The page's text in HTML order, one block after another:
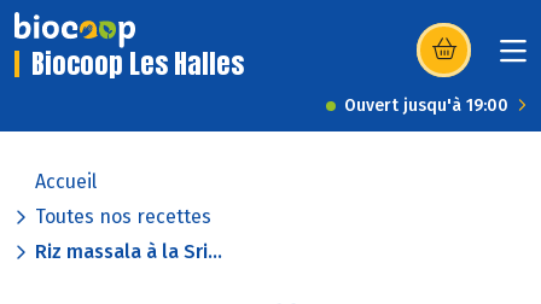
Biocoop Les Halles (s’ouvre dans
Ouvert jusqu'à 19:00
Accueil
Toutes nos recettes
Riz massala à la Sri...